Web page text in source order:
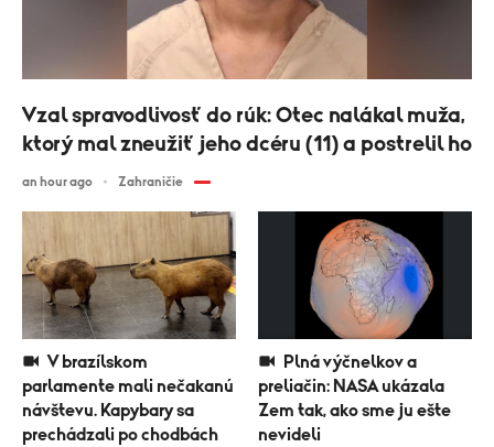
Vzal spravodlivosť do rúk: Otec nalákal muža,
ktorý mal zneužiť jeho dcéru (11) a postrelil ho
an hour ago Zahraničie
V brazílskom
parlamente mali nečakanú
návštevu. Kapybary sa
prechádzali po chodbách
preliačin: NASA ukázala
Zem tak, ako sme ju ešte
nevideli